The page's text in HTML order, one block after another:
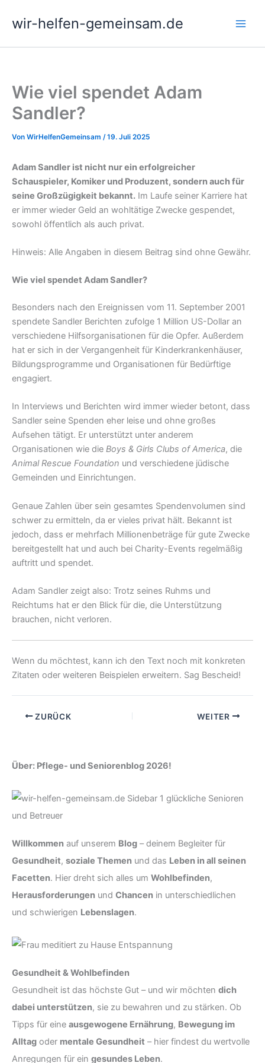
Inhaltwir-helfen-gemeinsam.de
Wie viel spendet Adam
Sandler?
Von WirHelfenGemeinsam /19. Juli 2025
Adam Sandler ist nicht nur ein erfolgreicher
Schauspieler, Komiker und Produzent, sondern auch für
seine Großzügigkeit bekannt. Im Laufe seiner Karriere hat
er immer wieder Geld an wohltätige Zwecke gespendet,
sowohl öffentlich als auch privat.
Hinweis: Alle Angaben in diesem Beitrag sind ohne Gewähr.
Wie viel spendet Adam Sandler?
Besonders nach den Ereignissen vom 11. September 2001
spendete Sandler Berichten zufolge 1 Million US-Dollar an
verschiedene Hilfsorganisationen für die Opfer. Außerdem
hat er sich in der Vergangenheit für Kinderkrankenhäuser,
Bildungsprogramme und Organisationen für Bedürftige
engagiert.
In Interviews und Berichten wird immer wieder betont, dass
Sandler seine Spenden eher leise und ohne großes
Aufsehen tätigt. Er unterstützt unter anderem
Organisationen wie die Boys & Girls Clubs of America, die
Animal Rescue Foundation und verschiedene jüdische
Gemeinden und Einrichtungen.
Genaue Zahlen über sein gesamtes Spendenvolumen sind
schwer zu ermitteln, da er vieles privat hält. Bekannt ist
jedoch, dass er mehrfach Millionenbeträge für gute Zwecke
bereitgestellt hat und auch bei Charity-Events regelmäßig
auftritt und spendet.
Adam Sandler zeigt also: Trotz seines Ruhms und
Reichtums hat er den Blick für die, die Unterstützung
brauchen, nicht verloren.
Wenn du möchtest, kann ich den Text noch mit konkreten
Zitaten oder weiteren Beispielen erweitern. Sag Bescheid!
ZURÜCK WEITER
Über: Pflege- und Seniorenblog 2026!
Willkommen auf unserem Blog – deinem Begleiter für
Gesundheit, soziale Themen und das Leben in all seinen
Facetten. Hier dreht sich alles um Wohlbefinden,
Herausforderungen und Chancen in unterschiedlichen
und schwierigen Lebenslagen.
Gesundheit & Wohlbefinden
Gesundheit ist das höchste Gut – und wir möchten dich
dabei unterstützen, sie zu bewahren und zu stärken. Ob
Tipps für eine ausgewogene Ernährung, Bewegung im
Alltag oder mentale Gesundheit – hier findest du wertvolle
Anregungen für ein gesundes Leben.